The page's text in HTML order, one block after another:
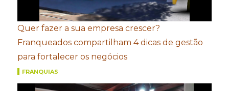
Quer fazer a sua empresa crescer?
Franqueados compartilham 4 dicas de gestão
para fortalecer os negócios
FRANQUIAS